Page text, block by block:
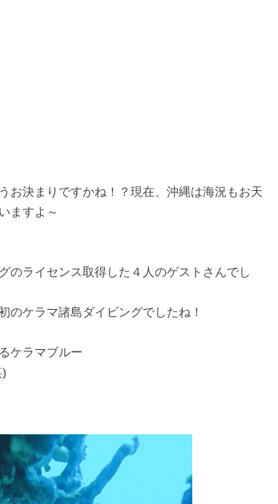
お決まりですかね！？現在、沖縄は海況もお天
ますよ～
のライセンス取得した４人のゲストさんでし
のケラマ諸島ダイビングでしたね！
ケラマブルー